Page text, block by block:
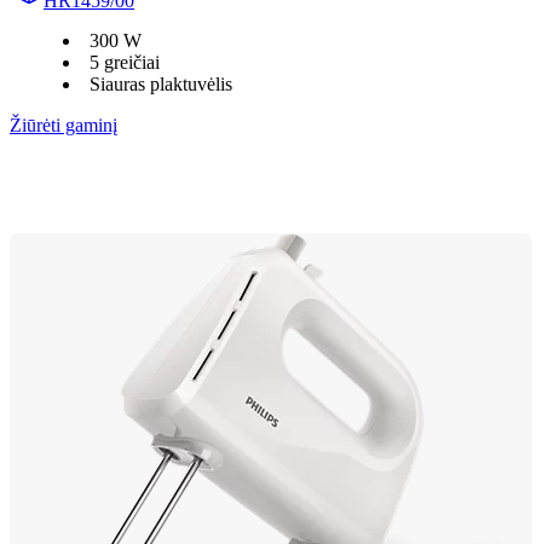
300 W
5 greičiai
Siauras plaktuvėlis
Žiūrėti gaminį